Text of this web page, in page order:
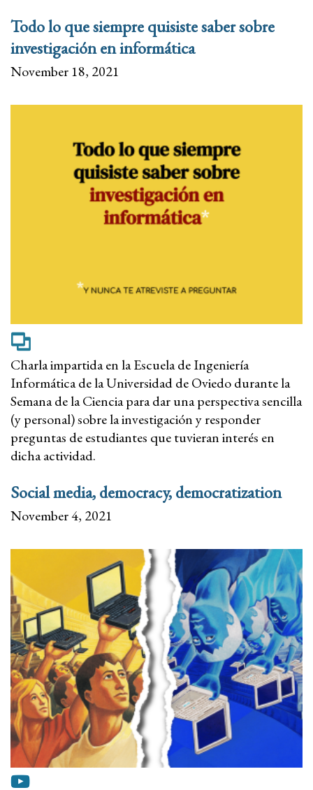
Todo lo que siempre quisiste saber sobre
investigación en informática
November 18, 2021
Charla impartida en la Escuela de Ingeniería
Informática de la Universidad de Oviedo durante la
Semana de la Ciencia para dar una perspectiva sencilla
(y personal) sobre la investigación y responder
preguntas de estudiantes que tuvieran interés en
dicha actividad.
Social media, democracy, democratization
November 4, 2021